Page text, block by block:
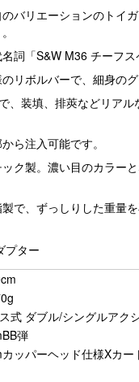
バリエーションのトイ
詞「S&W M36 チーフス
リボルバーで、細身のグ
、装填、排莢などリアル
ら注入可能です。
ク製。濃い目のカラー
で、ずっしりした重量を
プター
式 ダブル/シングルアク
弾
ッパーヘッド仕様Xカー